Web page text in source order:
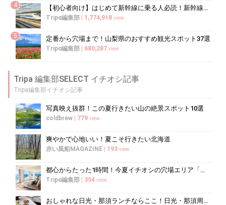
4 【初心者向け】はじめて新幹線に乗る人必読！新幹線の乗り方をイチから徹底解説
Tripα編集部 | 1,774,918 view
5 定番から穴場まで！山梨県のおすすめ観光スポット37選
Tripα編集部 | 680,287 view
Tripa 編集部SELECT イチオシ記事
Tripa編集部イチオシ記事
写真映え抜群！この夏行きたい山の絶景スポット10選
coldbrew | 779 view
爽やかで心地いい！夏こそ行きたい北海道
赤い風船MAGAZINE | 193 view
都心からたった1時間！今夏イチオシの穴場エリア「三浦半島」
Tripα編集部 | 354 view
おしゃれな日光・那須ランチならここ！日光・那須周辺のおすすめレストラン10選